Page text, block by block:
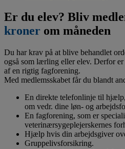
Er du elev? Bliv
kroner om måneden
Du har krav på at blive behandlet
også som lærling eller elev. Derfor
af en rigtig fagforening.
Med medlemsskabet får du blandt
En direkte telefonlinje til
om vedr. dine løn- og
En fagforening, som er
veterinærsygeplejerskernes
Hjælp hvis din arbejdsgiver
Gruppelivsforsikring.